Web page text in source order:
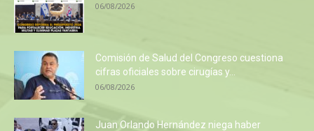
06/08/2026
Comisión de Salud del Congreso cuestiona
cifras oficiales sobre cirugías y...
06/08/2026
Juan Orlando Hernández niega haber